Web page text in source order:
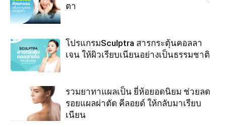
ตา
โปรแกรมSculptra สารกระตุ้นคอลลา
เจน ให้ผิวเรียบเนียนอย่างเป็นธรรมชาติ
รวมยาทาแผลเป็น ยี่ห้อยอดนิยม ช่วยลด
รอยแผลผ่าตัด คีลอยด์ ให้กลับมาเรียบ
เนียน